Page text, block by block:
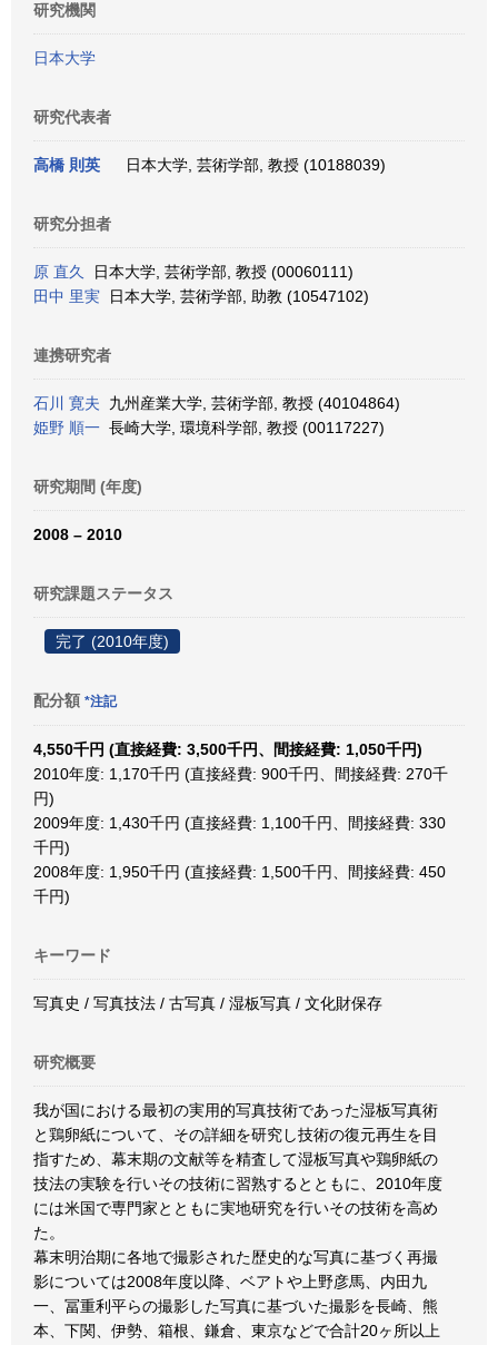
研究機関
日本大学
研究代表者
高橋 則英 日本大学, 芸術学部, 教授 (10188039)
研究分担者
原 直久
日本大学, 芸術学部, 教授 (00060111)
田中 里実 日本大学, 芸術学部, 助教 (10547102)
連携研究者
石川 寛夫 九州産業大学, 芸術学部, 教授 (40104864)
姫野 順一 長崎大学, 環境科学部, 教授 (00117227)
研究期間 (年度)
2008 – 2010
研究課題ステータス
完了 (2010年度)
配分額 *注記
4,550千円 (直接経費: 3,500千円、間接経費: 1,050千円)
2010年度: 1,170千円 (直接経費: 900千円、間接経費: 270千
円)
2009年度: 1,430千円 (直接経費: 1,100千円、間接経費: 330
千円)
2008年度: 1,950千円 (直接経費: 1,500千円、間接経費: 450
千円)
キーワード
写真史 / 写真技法 / 古写真 / 湿板写真 / 文化財保存
研究概要
我が国における最初の実用的写真技術であった湿板写真術
と鶏卵紙について、その詳細を研究し技術の復元再生を目
指すため、幕末期の文献等を精査して湿板写真や鶏卵紙の
技法の実験を行いその技術に習熟するとともに、2010年度
には米国で専門家とともに実地研究を行いその技術を高め
た。
幕末明治期に各地で撮影された歴史的な写真に基づく再撮
影については2008年度以降、ベアトや上野彦馬、内田九
一、冨重利平らの撮影した写真に基づいた撮影を長崎、熊
本、下関、伊勢、箱根、鎌倉、東京などで合計20ヶ所以上